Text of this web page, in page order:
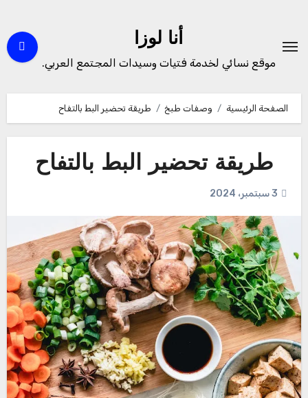
المحتوى
أنا لوزا
موقع نسائي لخدمة فتيات وسيدات المجتمع العربي.
الصفحة الرئيسية وصفات طبخ طريقة تحضير البط بالتفاح
طريقة تحضير البط بالتفاح
3 سبتمبر، 2024